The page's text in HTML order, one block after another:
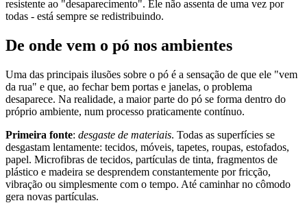
resistente ao "desaparecimento". Ele não assenta de uma vez por
todas - está sempre se redistribuindo.
De onde vem o pó nos ambientes
Uma das principais ilusões sobre o pó é a sensação de que ele "vem
da rua" e que, ao fechar bem portas e janelas, o problema
desaparece. Na realidade, a maior parte do pó se forma dentro do
próprio ambiente, num processo praticamente contínuo.
Primeira fonte: desgaste de materiais. Todas as superfícies se
desgastam lentamente: tecidos, móveis, tapetes, roupas, estofados,
papel. Microfibras de tecidos, partículas de tinta, fragmentos de
plástico e madeira se desprendem constantemente por fricção,
vibração ou simplesmente com o tempo. Até caminhar no cômodo
gera novas partículas.